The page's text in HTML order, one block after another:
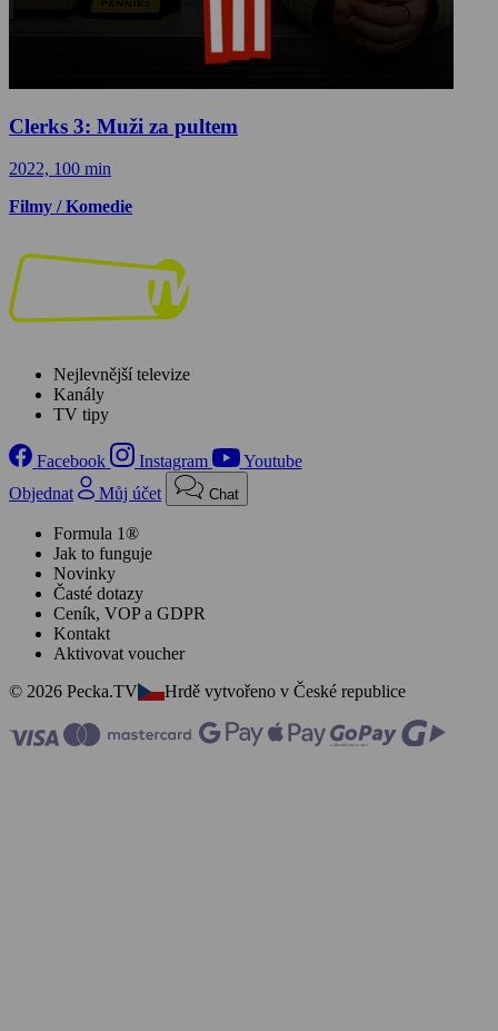
Clerks 3: Muži za pultem
2022, 100 min
Filmy / Komedie
Nejlevnější televize
Kanály
TV tipy
Facebook Instagram
Youtube
Objednat
Můj účet Chat
Formula 1®
Jak to funguje
Novinky
Časté dotazy
Ceník, VOP a GDPR
Kontakt
Aktivovat voucher
© 2026 Pecka.TV
Hrdě vytvořeno v České republice